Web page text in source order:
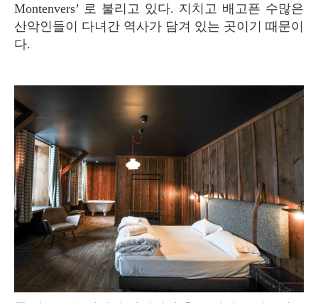
Montenvers’ 로 불리고 있다. 지치고 배고픈 수많은
산악인들이 다녀간 역사가 담겨 있는 곳이기 때문이
다.